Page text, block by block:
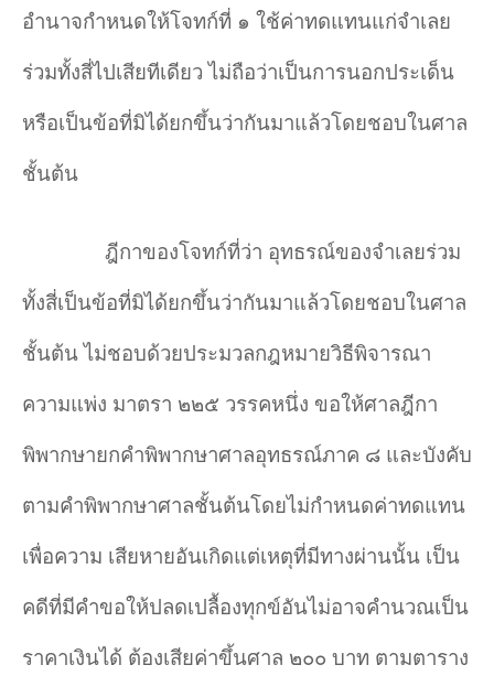
อำนาจกำหนดให้โจทก์ที่ ๑ ใช้ค่าทดแทนแก่จำเลย
ร่วมทั้งสี่ไปเสียทีเดียว ไม่ถือว่าเป็นการนอกประเด็น
หรือเป็นข้อที่มิได้ยกขึ้นว่ากันมาแล้วโดยชอบในศาล
ชั้นต้น
ฎีกาของโจทก์ที่ว่า อุทธรณ์ของจำเลยร่วม
ทั้งสี่เป็นข้อที่มิได้ยกขึ้นว่ากันมาแล้วโดยชอบในศาล
ชั้นต้น ไม่ชอบด้วยประมวลกฎหมายวิธีพิจารณา
ความแพ่ง มาตรา ๒๒๕ วรรคหนึ่ง ขอให้ศาลฎีกา
พิพากษายกคำพิพากษาศาลอุทธรณ์ภาค ๘ และบังคับ
ตามคำพิพากษาศาลชั้นต้นโดยไม่กำหนดค่าทดแทน
เพื่อความ เสียหายอันเกิดแต่เหตุที่มีทางผ่านนั้น เป็น
คดีที่มีคำขอให้ปลดเปลื้องทุกข์อันไม่อาจคำนวณเป็น
ราคาเงินได้ ต้องเสียค่าขึ้นศาล ๒๐๐ บาท ตามตาราง